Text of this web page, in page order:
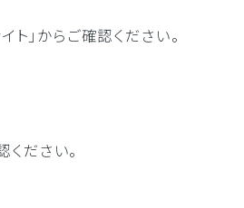
」からご確認ください。
ださい。